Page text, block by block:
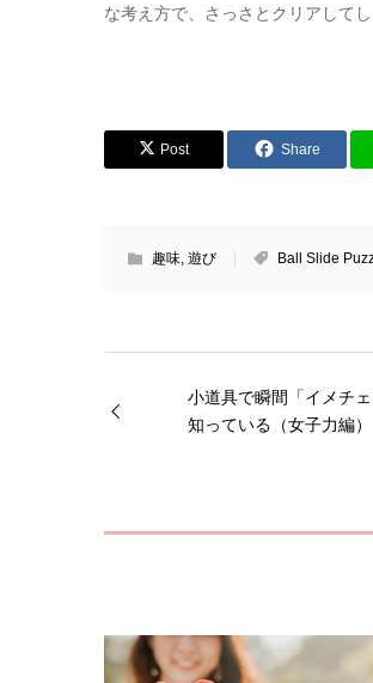
な考え方で、さっさとクリアして
Post Share
趣味 遊び Ball Slide
小道具で瞬間「イメチ
知っている（女子力編）